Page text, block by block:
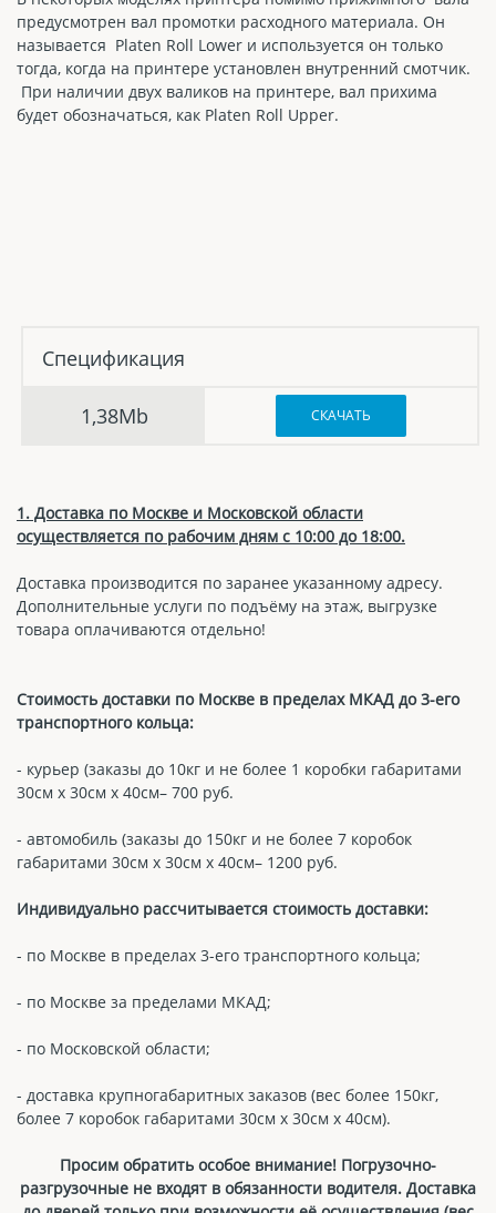
предусмотрен вал промотки расходного материала. Он
называется Platen Roll Lower и используется он только
тогда, когда на принтере установлен внутренний смотчик.
При наличии двух валиков на принтере, вал прихима
будет обозначаться, как Platen Roll Upper.
Спецификация
1,38Mb СКАЧАТЬ
1. Доставка по Москве и Московской области
осуществляется по рабочим дням с 10:00 до 18:00.
Доставка производится по заранее указанному адресу.
Дополнительные услуги по подъёму на этаж, выгрузке
товара оплачиваются отдельно!
Стоимость доставки по Москве в пределах МКАД до 3-его
транспортного кольца:
- курьер (заказы до 10кг и не более 1 коробки габаритами
30см х 30см х 40см– 700 руб.
- автомобиль (заказы до 150кг и не более 7 коробок
габаритами 30см х 30см х 40см– 1200 руб.
Индивидуально рассчитывается стоимость доставки:
- по Москве в пределах 3-его транспортного кольца;
- по Москве за пределами МКАД;
- по Московской области;
- доставка крупногабаритных заказов (вес более 150кг,
более 7 коробок габаритами 30см х 30см х 40см).
Просим обратить особое внимание! Погрузочно-
разгрузочные не входят в обязанности водителя. Доставка